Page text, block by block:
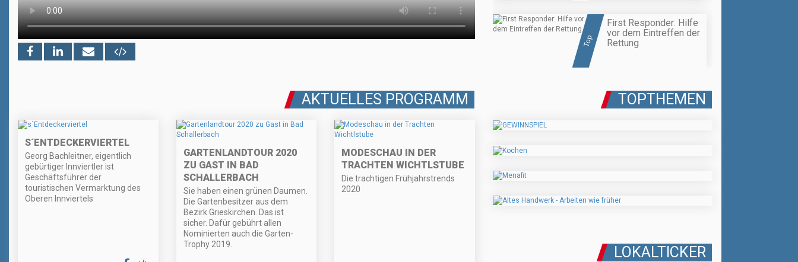
Top
First Responder: Hilfe
vor dem Eintreffen der
Rettung
AKTUELLES PROGRAMM
S´ENTDECKERVIERTEL
Georg Bachleitner, eigentlich
gebürtiger Innviertler ist
Geschäftsführer der
touristischen Vermarktung des
Oberen Innviertels
GARTENLANDTOUR 2020
ZU GAST IN BAD
SCHALLERBACH
Sie haben einen grünen Daumen.
Die Gartenbesitzer aus dem
Bezirk Grieskirchen. Das ist
sicher. Dafür gebührt allen
Nominierten auch die Garten-
Trophy 2019.
MODESCHAU IN DER
TRACHTEN WICHTLSTUBE
Die trachtigen Frühjahrstrends
2020
TOPTHEMEN
LOKALTICKER